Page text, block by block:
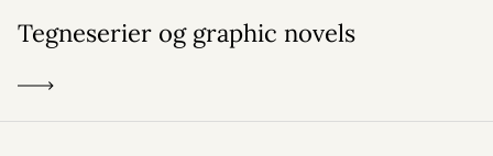
Tegneserier og graphic novels